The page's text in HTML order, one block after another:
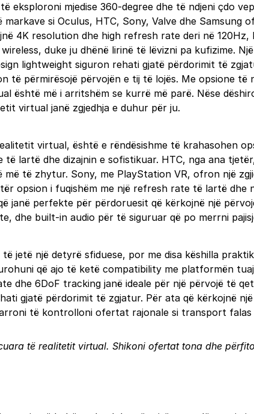
eksploroni mjedise 360-degree dhe të ndjeni çdo
si Oculus, HTC, Sony, Valve dhe
4K resolution dhe high refresh rate deri në
duke ju dhënë lirinë të lëvizni pa kufizime.
lightweight siguron rehati gjatë përdorimit të
të përmirësojë përvojën e tij të lojës. Me opsione
është më i arritshëm se kurrë më parë. Nëse
virtual janë zgjedhja e duhur për ju.
virtual, është e rëndësishme të krahasohen
lartë dhe dizajnin e sofistikuar. HTC, nga ana
të zhytur. Sony, me PlayStation VR, ofron një
opsion i fuqishëm me një refresh rate të lartë dhe
janë perfekte për përdoruesit që kërkojnë një
dhe built-in audio për të siguruar që po merrni
jetë një detyrë sfiduese, por me disa këshilla
që ajo të ketë compatibility me platformën
dhe 6DoF tracking janë ideale për një përvojë të
gjatë përdorimit të zgjatur. Për ata që kërkojnë
të kontrolloni ofertat rajonale si transport
të realitetit virtual. Shikoni ofertat tona dhe